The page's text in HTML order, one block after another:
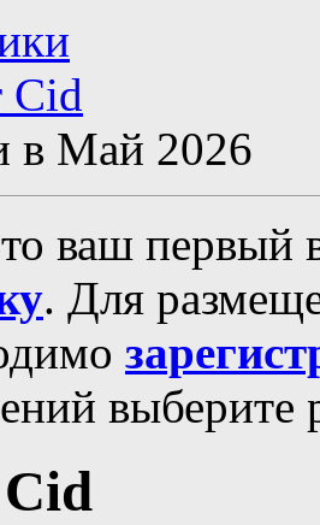
Cid
в Май 2026
ваш первый
. Для
выберите